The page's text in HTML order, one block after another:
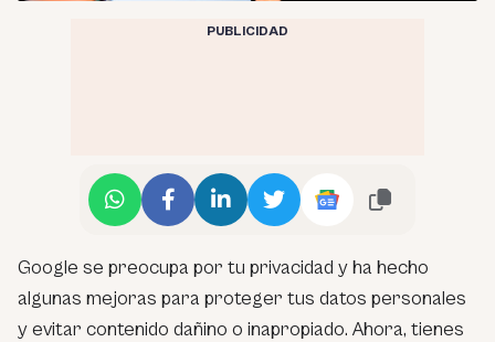
PUBLICIDAD
Google se preocupa por tu privacidad y ha hecho
algunas mejoras para proteger tus datos personales
y evitar contenido dañino o inapropiado. Ahora, tienes